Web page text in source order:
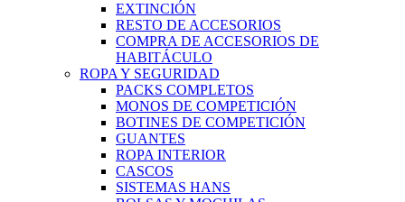
EXTINCIÓN
RESTO DE ACCESORIOS
COMPRA DE ACCESORIOS DE
HABITÁCULO
ROPA Y SEGURIDAD
PACKS COMPLETOS
MONOS DE COMPETICIÓN
BOTINES DE COMPETICIÓN
GUANTES
ROPA INTERIOR
CASCOS
SISTEMAS HANS